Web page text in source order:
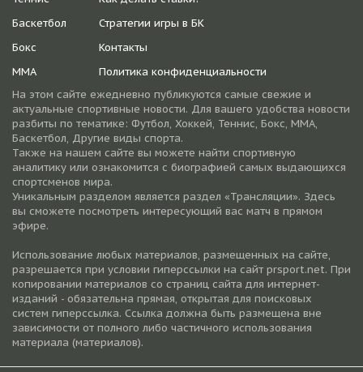
Баскетбол
Бокс
ММА
Стратегии игры в БК
Контакты
Политика конфиденциальности
На этом сайте ежедневно публикуются самые свежие и
актуальные спортивные новости. Для вашего удобства новости
разбиты по тематике: Футбол, Хоккей, Теннис, Бокс, ММА,
Баскетбол, Другие виды спорта.
Также на нашем сайте вы можете найти спортивную
аналитику или ознакомится с биографией самых выдающихся
спортсменов мира.
Уникальным разделом является раздел «Трансляции». Здесь
вы сможете посмотреть интересующий вас матч в прямом
эфире.
Использование любых материалов, размещенных на сайте,
разрешается при условии гиперссылки на cайт prsport.net. При
копировании материалов со страниц сайта для интернет-
изданий - обязательна прямая, открытая для поисковых
систем гиперссылка. Ссылка должна быть размещена вне
зависимости от полного либо частичного использования
материала (материалов).